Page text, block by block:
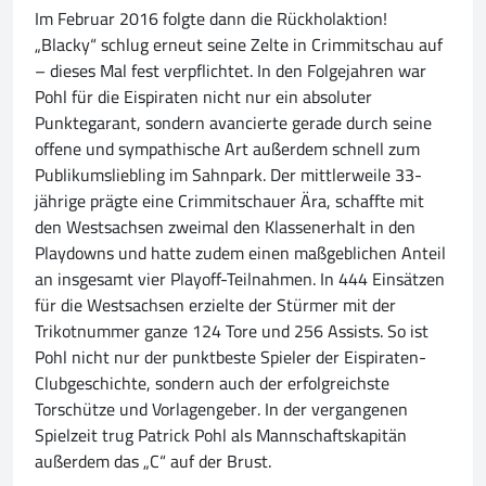
Im Februar 2016 folgte dann die Rückholaktion!
„Blacky“ schlug erneut seine Zelte in Crimmitschau auf
– dieses Mal fest verpflichtet. In den Folgejahren war
Pohl für die Eispiraten nicht nur ein absoluter
Punktegarant, sondern avancierte gerade durch seine
offene und sympathische Art außerdem schnell zum
Publikumsliebling im Sahnpark. Der mittlerweile 33-
jährige prägte eine Crimmitschauer Ära, schaffte mit
den Westsachsen zweimal den Klassenerhalt in den
Playdowns und hatte zudem einen maßgeblichen Anteil
an insgesamt vier Playoff-Teilnahmen. In 444 Einsätzen
für die Westsachsen erzielte der Stürmer mit der
Trikotnummer ganze 124 Tore und 256 Assists. So ist
Pohl nicht nur der punktbeste Spieler der Eispiraten-
Clubgeschichte, sondern auch der erfolgreichste
Torschütze und Vorlagengeber. In der vergangenen
Spielzeit trug Patrick Pohl als Mannschaftskapitän
außerdem das „C“ auf der Brust.